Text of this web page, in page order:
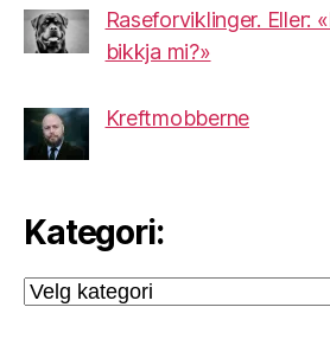
Raseforviklinger. Eller:
bikkja mi?»
Kreftmobberne
Kategori:
Kategori: